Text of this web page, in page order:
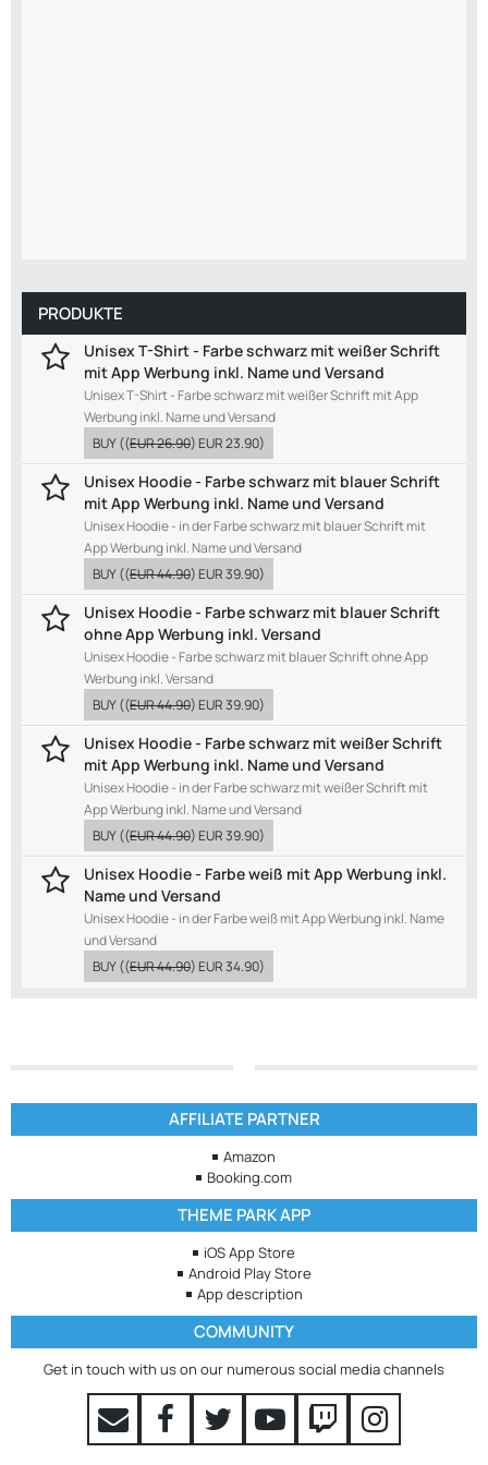
PRODUKTE
Unisex T-Shirt - Farbe schwarz mit weißer Schrift
mit App Werbung inkl. Name und Versand
Unisex T-Shirt - Farbe schwarz mit weißer Schrift mit App
Werbung inkl. Name und Versand
BUY((EUR 26.90)EUR 23.90)
Unisex Hoodie - Farbe schwarz mit blauer Schrift
mit App Werbung inkl. Name und Versand
Unisex Hoodie - in der Farbe schwarz mit blauer Schrift mit
App Werbung inkl. Name und Versand
BUY((EUR 44.90)EUR 39.90)
Unisex Hoodie - Farbe schwarz mit blauer Schrift
ohne App Werbung inkl. Versand
Unisex Hoodie - Farbe schwarz mit blauer Schrift ohne App
Werbung inkl. Versand
BUY((EUR 44.90)EUR 39.90)
Unisex Hoodie - Farbe schwarz mit weißer Schrift
mit App Werbung inkl. Name und Versand
Unisex Hoodie - in der Farbe schwarz mit weißer Schrift mit
App Werbung inkl. Name und Versand
BUY((EUR 44.90)EUR 39.90)
Unisex Hoodie - Farbe weiß mit App Werbung inkl.
Name und Versand
Unisex Hoodie - in der Farbe weiß mit App Werbung inkl. Name
und Versand
BUY((EUR 44.90)EUR 34.90)
AFFILIATE PARTNER
Amazon
Booking.com
THEME PARK APP
iOS App Store
Android Play Store
App description
COMMUNITY
Get in touch with us on our numerous social media channels